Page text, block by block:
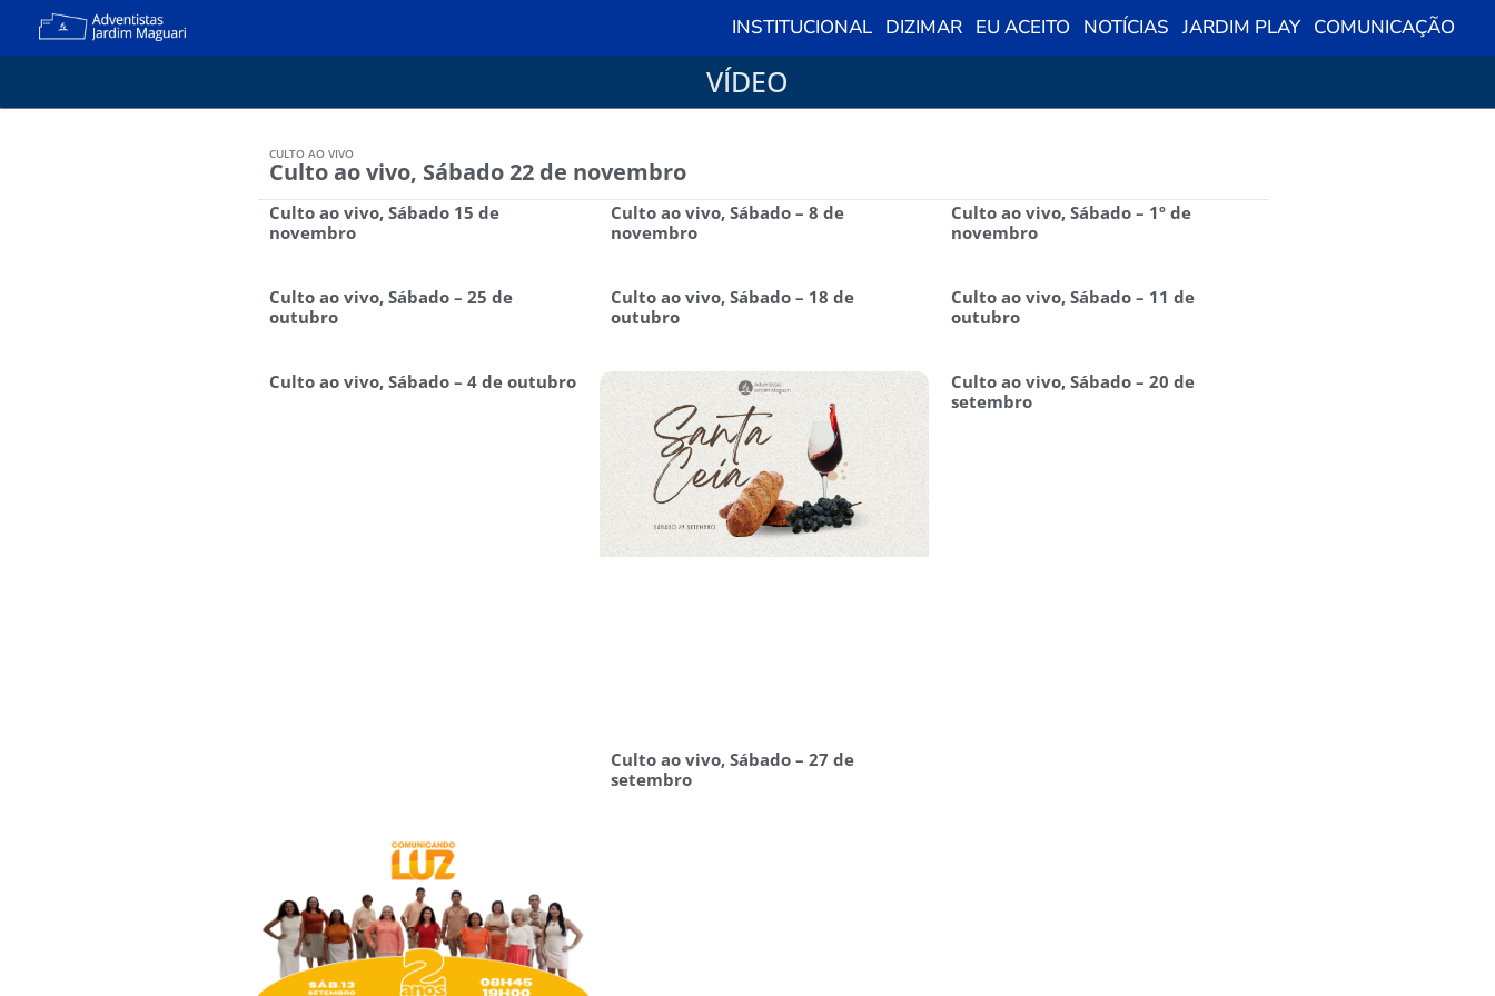
INSTITUCIONAL DIZIMAR EU ACEITO NOTÍCIAS JARDIM PLAY COMUNICAÇÃO
VÍDEO
CULTO AO VIVO
Culto ao vivo, Sábado 22 de novembro
Culto ao vivo, Sábado 15 de
novembro
Culto ao vivo, Sábado – 8 de
novembro
Culto ao vivo, Sábado – 1º de
novembro
Culto ao vivo, Sábado – 25 de
outubro
Culto ao vivo, Sábado – 18 de
outubro
Culto ao vivo, Sábado – 11 de
outubro
Culto ao vivo, Sábado – 4 de outubro
Culto ao vivo, Sábado – 27 de
setembro
Culto ao vivo, Sábado – 20 de
setembro